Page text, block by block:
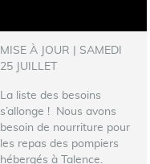
MISE À JOUR | SAMEDI
25 JUILLET
La liste des besoins
s’allonge !
‍ Nous avons
besoin de nourriture pour
les repas des pompiers
hébergés à Talence.